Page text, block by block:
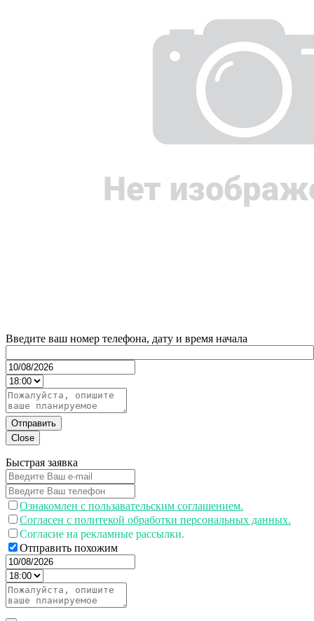
Введите ваш номер телефона, дату и время начала
Отправить
Close
Быстрая заявка
Ознакомлен с пользавательским соглашением.
Согласен с политекой обработки персональных данных.
Согласие на рекламные рассылки.
Отправить похожим